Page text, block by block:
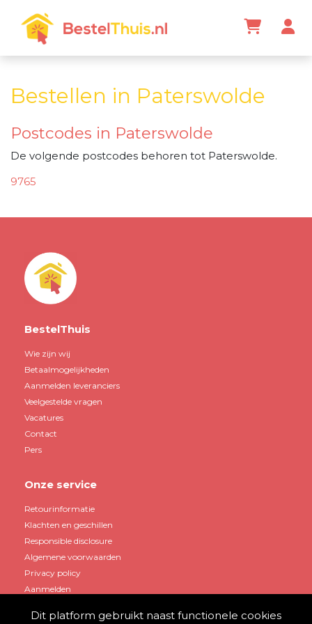
Bestellen in Paterswolde
Postcodes in Paterswolde
De volgende postcodes behoren tot Paterswolde.
9765
BestelThuis
Wie zijn wij
Betaalmogelijkheden
Aanmelden leveranciers
Veelgestelde vragen
Vacatures
Contact
Pers
Onze service
Retourinformatie
Klachten en geschillen
Responsible disclosure
Algemene voorwaarden
Privacy policy
Aanmelden
Dit platform gebruikt naast functionele cookies